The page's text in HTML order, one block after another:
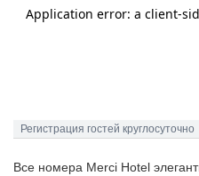
Регистрация гостей круглосуточно
Все номера Merci Hotel